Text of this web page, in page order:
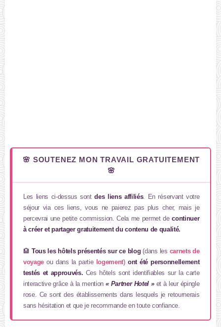
🌸 SOUTENEZ MON TRAVAIL GRATUITEMENT
🌸
Les liens ci-dessus sontdes liens affiliés. En réservant votre
séjour via ces liens, vous ne paierez pas plus cher, mais je
percevrai une petite commission. Cela me permet decontinuer
à créer et partager gratuitement du contenu de qualité.
🏨 Tous les hôtels présentés sur ce blog (dans les carnets de
voyage ou dans la partie logement) ont été personnellement
testés et approuvés. Ces hôtels sont identifiables sur la carte
interactive grâce à la mention « Partner Hotel »et à leur épingle
rose. Ce sont des établissements dans lesquels je retournerais
sans hésitation et que je recommande en toute confiance.